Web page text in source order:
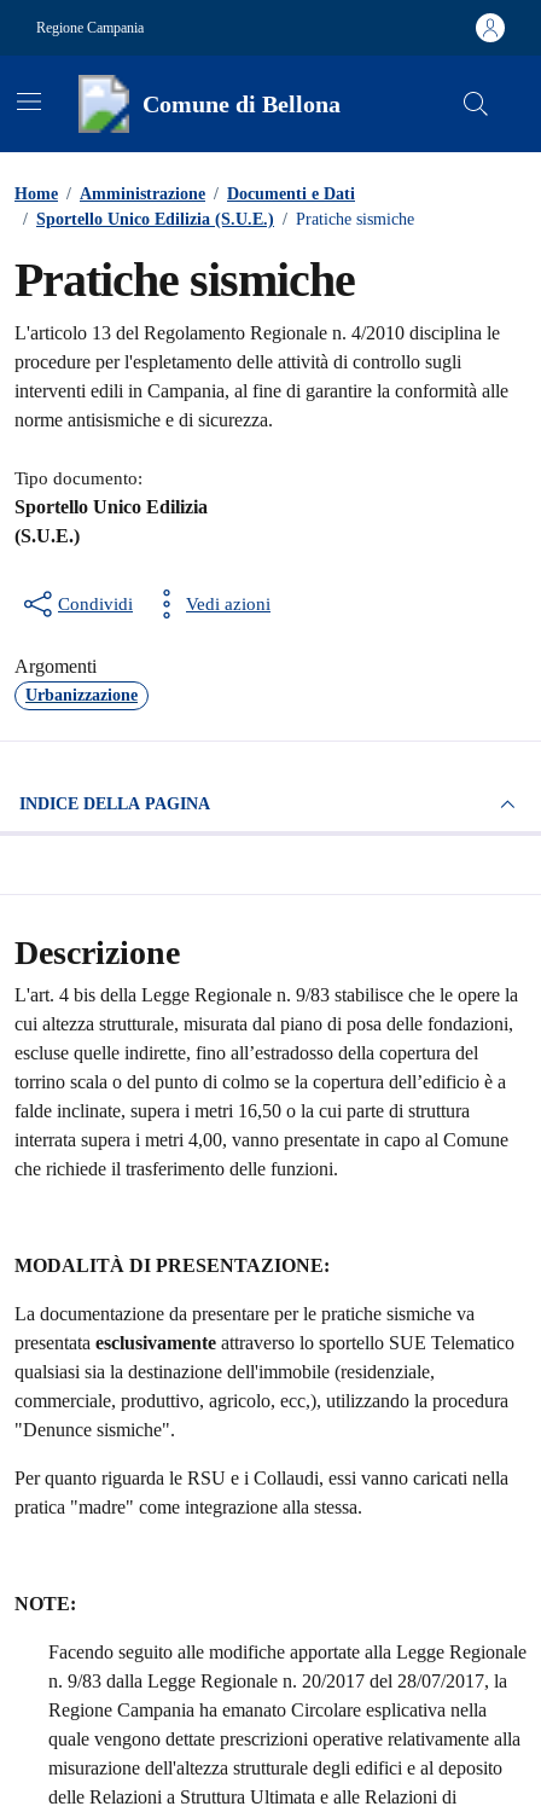
Regione Campania
Comune di Bellona
Home / Amministrazione / Documenti e Dati
/ Sportello Unico Edilizia (S.U.E.) / Pratiche sismiche
Pratiche sismiche
Dettagli del documento
L'articolo 13 del Regolamento Regionale n. 4/2010 disciplina le
procedure per l'espletamento delle attività di controllo sugli
interventi edili in Campania, al fine di garantire la conformità alle
norme antisismiche e di sicurezza.
Tipo documento:
Sportello Unico Edilizia
(S.U.E.)
Condividi Vedi azioni
Argomenti
Urbanizzazione
INDICE DELLA PAGINA
Descrizione
L'art. 4 bis della Legge Regionale n. 9/83 stabilisce che le opere la
cui altezza strutturale, misurata dal piano di posa delle fondazioni,
escluse quelle indirette, fino all’estradosso della copertura del
torrino scala o del punto di colmo se la copertura dell’edificio è a
falde inclinate, supera i metri 16,50 o la cui parte di struttura
interrata supera i metri 4,00, vanno presentate in capo al Comune
che richiede il trasferimento delle funzioni.
MODALITÀ DI PRESENTAZIONE:
La documentazione da presentare per le pratiche sismiche va
presentata esclusivamente attraverso lo sportello SUE Telematico
qualsiasi sia la destinazione dell'immobile (residenziale,
commerciale, produttivo, agricolo, ecc,), utilizzando la procedura
"Denunce sismiche".
Per quanto riguarda le RSU e i Collaudi, essi vanno caricati nella
pratica "madre" come integrazione alla stessa.
NOTE:
Facendo seguito alle modifiche apportate alla Legge Regionale
n. 9/83 dalla Legge Regionale n. 20/2017 del 28/07/2017, la
Regione Campania ha emanato Circolare esplicativa nella
quale vengono dettate prescrizioni operative relativamente alla
misurazione dell'altezza strutturale degli edifici e al deposito
delle Relazioni a Struttura Ultimata e alle Relazioni di